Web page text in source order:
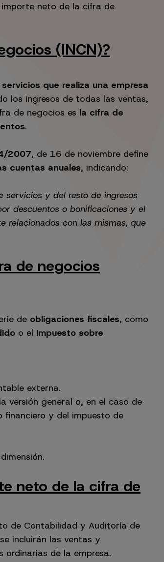
importe neto de la cifra de
(INCN)?
que realiza una empresa
los ingresos de todas las ventas,
de negocios es la cifra de
.
2007, de 16 de noviembre define
cuentas anuales, indicando:
servicios y del resto de ingresos
descuentos o bonificaciones y el
relacionados con las mismas, que
de negocios
de obligaciones fiscales, como
o el Impuesto sobre
externa.
versión general o, en el caso de
y del impuesto de
neto de la cifra de
de Contabilidad y Auditoría de
incluirán las ventas y
de la empresa.